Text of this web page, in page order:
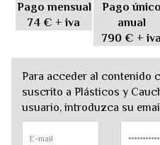
Pago mensual
74 € + iva
Pago único
anual
790 € + iva
Para acceder al contenido
suscrito a Plásticos y
usuario, introduzca su